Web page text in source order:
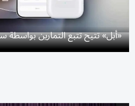
«أبل» تتيح تتبع التمارين بواسطة